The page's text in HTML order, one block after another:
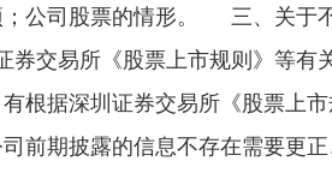
；公司股票的情形。 三、关于
交易所《股票上市规则》等有
根据深圳证券交易所《股票上
前期披露的信息不存在需要更